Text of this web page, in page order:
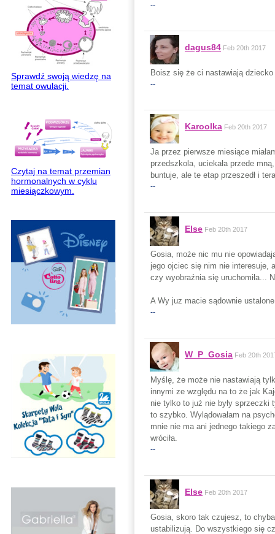
Sprawdź swoją wiedzę na
temat owulacji.
Czytaj na temat przemian
hormonalnych w cyklu
miesiączkowym.
--
dagus84 Feb 20th 2017
Boisz się że ci nastawiają
--
Karoolka Feb 20th 2017
Ja przez pierwsze miesiące
przedszkola, uciekała przede
buntuje, ale te etap przeszedł i
--
Else Feb 20th 2017
Gosia, może nic mu nie
jego ojciec się nim nie interesuje,
czy wyobraźnia się uruchomiła...
A Wy juz macie sądownie
--
W_P_Gosia Feb 20th
Myślę, że może nie nastawiają
innymi ze względu na to że jak
nie tylko to już nie były sprzeczki
to szybko. Wylądowałam na
mnie nie ma ani jednego takiego
wróciła.
--
Else Feb 20th 2017
Gosia, skoro tak czujesz, to
ustabilizują. Do wszystkiego się